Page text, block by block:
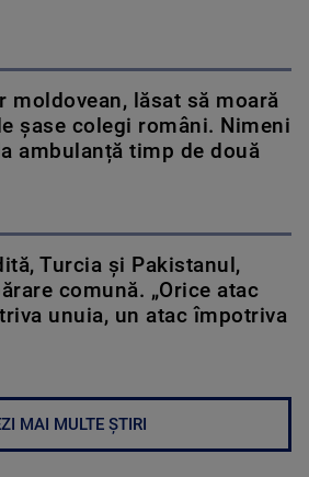
moldovean, lăsat să moară
șase colegi români. Nimeni
ambulanță timp de două
Turcia și Pakistanul,
comună. „Orice atac
unuia, un atac împotriva
MAI MULTE ȘTIRI